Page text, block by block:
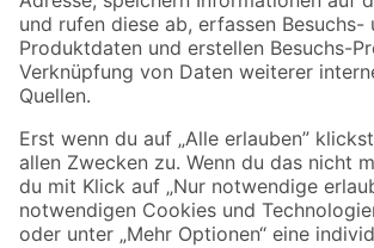
Zahlungsarten Versandarten
Sicher einkaufen
Jetzt die toom-App herunterladen